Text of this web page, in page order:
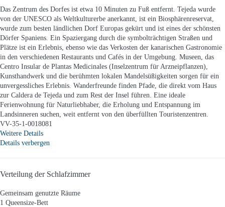
Das Zentrum des Dorfes ist etwa 10 Minuten zu Fuß entfernt. Tejeda wurde
von der UNESCO als Weltkulturerbe anerkannt, ist ein Biosphärenreservat,
wurde zum besten ländlichen Dorf Europas gekürt und ist eines der schönsten
Dörfer Spaniens. Ein Spaziergang durch die symbolträchtigen Straßen und
Plätze ist ein Erlebnis, ebenso wie das Verkosten der kanarischen Gastronomie
in den verschiedenen Restaurants und Cafés in der Umgebung. Museen, das
Centro Insular de Plantas Medicinales (Inselzentrum für Arzneipflanzen),
Kunsthandwerk und die berühmten lokalen Mandelsüßigkeiten sorgen für ein
unvergessliches Erlebnis. Wanderfreunde finden Pfade, die direkt vom Haus
zur Caldera de Tejeda und zum Rest der Insel führen. Eine ideale
Ferienwohnung für Naturliebhaber, die Erholung und Entspannung im
Landsinneren suchen, weit entfernt von den überfüllten Touristenzentren.
VV-35-1-0018081
Weitere Details
Details verbergen
Verteilung der Schlafzimmer
Gemeinsam genutzte Räume
1 Queensize-Bett